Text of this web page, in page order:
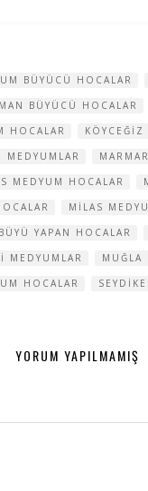
BÜYÜCÜ HOCALAR
BÜYÜCÜ HOCALAR
HOCALAR
MEDYUMLAR
MEDYUM HOCALAR
MILAS
YAPAN HOCALAR
MEDYUMLAR
MUĞLA
HOCALAR
YORUM YAPILMAMIŞ